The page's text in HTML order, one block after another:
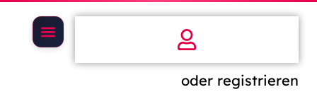
oder registrieren